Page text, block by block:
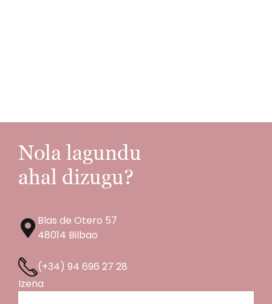
Nola lagundu
ahal dizugu?
Blas de Otero 57
48014 Bilbao
(+34) 94 696 27 28
Izena